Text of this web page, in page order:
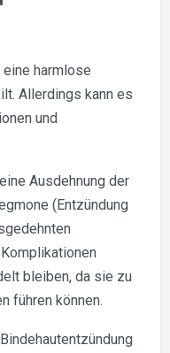
harmlose
Allerdings kann es
und
Ausdehnung der
(Entzündung
bleiben, da sie zu
führen können.